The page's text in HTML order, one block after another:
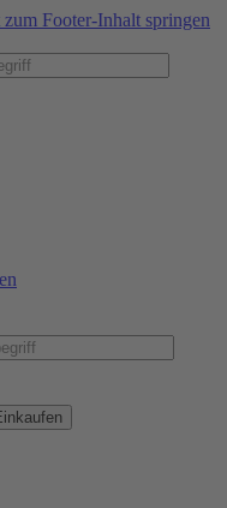
Footer-Inhalt springen